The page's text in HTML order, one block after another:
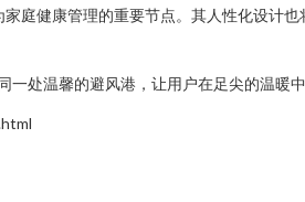
庭健康管理的重要节点。其人性化设计
处温馨的避风港，让用户在足尖的温暖中